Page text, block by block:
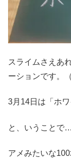
スライムさえあ
ーションです。
3月14日は「ホワ
と、いうこと
アメみたいな